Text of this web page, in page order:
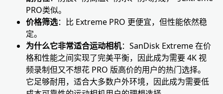
PRO类似。
价格筛选：比 Extreme PRO 更便宜，但性能依然稳
定。
为什么它非常适合运动相机：SanDisk Extreme 在价
格和性能之间实现了完美平衡，因此成为需要 4K 视
频录制但又不想花 PRO 版高价的用户的热门选择。
它足够耐用，适合大多数户外环境，因此成为需要低